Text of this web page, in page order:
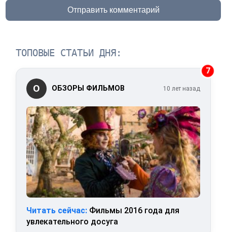
Отправить комментарий
ТОПОВЫЕ СТАТЬИ ДНЯ:
7
О ОБЗОРЫ ФИЛЬМОВ 10 лет назад
Читать сейчас: Фильмы 2016 года для
увлекательного досуга